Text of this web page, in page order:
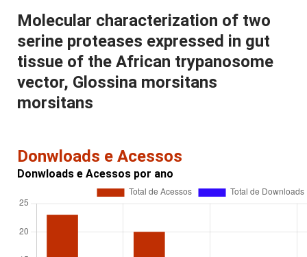
Molecular characterization of two
serine proteases expressed in gut
tissue of the African trypanosome
vector, Glossina morsitans
morsitans
Donwloads e Acessos
Donwloads e Acessos por ano